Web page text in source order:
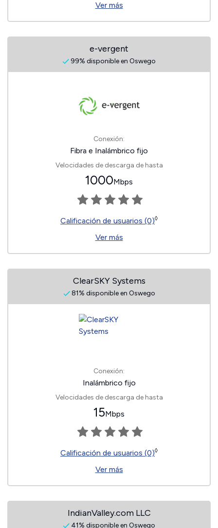
Ver más
e-vergent
99% disponible en Oswego
Conexión:
Fibra e Inalámbrico fijo
Velocidades de descarga de hasta
1000Mbps
Calificación de usuarios (0)◊
Ver más
ClearSKY Systems
81% disponible en Oswego
Conexión:
Inalámbrico fijo
Velocidades de descarga de hasta
15Mbps
Calificación de usuarios (0)◊
Ver más
IndianValley.com LLC
41% disponible en Oswego